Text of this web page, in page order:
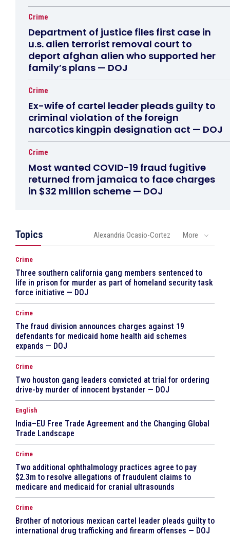
Crime
Department of justice files first case in
u.s. alien terrorist removal court to
deport afghan alien who supported her
family’s plans — DOJ
Crime
Ex-wife of cartel leader pleads guilty to
criminal violation of the foreign
narcotics kingpin designation act — DOJ
Crime
Most wanted COVID-19 fraud fugitive
returned from jamaica to face charges
in $32 million scheme — DOJ
Topics Alexandria Ocasio-Cortez More
Crime
Three southern california gang members sentenced to
life in prison for murder as part of homeland security task
force initiative — DOJ
Crime
The fraud division announces charges against 19
defendants for medicaid home health aid schemes
expands — DOJ
Crime
Two houston gang leaders convicted at trial for ordering
drive-by murder of innocent bystander — DOJ
English
India–EU Free Trade Agreement and the Changing Global
Trade Landscape
Crime
Two additional ophthalmology practices agree to pay
$2.3m to resolve allegations of fraudulent claims to
medicare and medicaid for cranial ultrasounds
Crime
Brother of notorious mexican cartel leader pleads guilty to
international drug trafficking and firearm offenses — DOJ